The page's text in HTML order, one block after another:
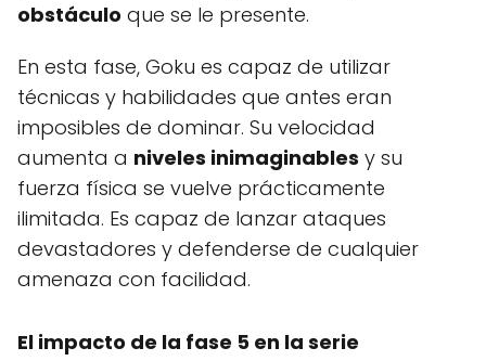
obstáculo que se le presente.
En esta fase, Goku es capaz de utilizar
técnicas y habilidades que antes eran
imposibles de dominar. Su velocidad
aumenta a niveles inimaginables y su
fuerza física se vuelve prácticamente
ilimitada. Es capaz de lanzar ataques
devastadores y defenderse de cualquier
amenaza con facilidad.
El impacto de la fase 5 en la serie